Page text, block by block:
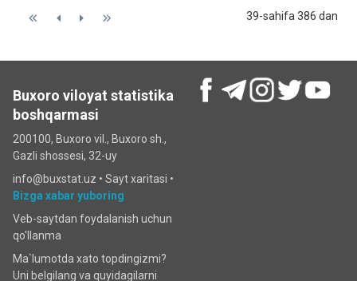
39-sahifa 386 dan
Buxoro viloyat statistika
boshqarmasi
200100, Buxoro vil., Buxoro sh.,
Gazli shossesi, 32-uy
info@buxstat.uz • Sayt xaritasi •
Bizga xabar yuboring
Veb-saytdan foydalanish uchun
qo'llanma
Ma`lumotda xato topdingizmi?
Uni belgilang va quyidagilarni